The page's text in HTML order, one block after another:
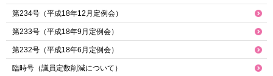
第234号（平成18年12月定例会）
第233号（平成18年9月定例会）
第232号（平成18年6月定例会）
臨時号（議員定数削減について）